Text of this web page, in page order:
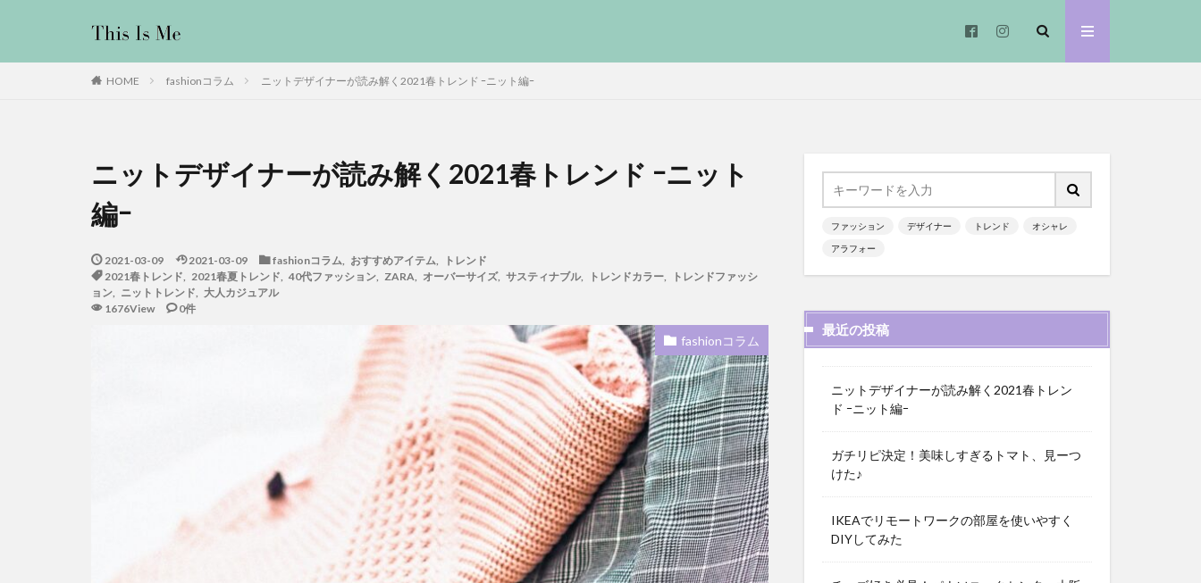
HOME fashionコラム ニットデザイナーが読み解く2021春トレンド ｰニット編ｰ
ニットデザイナーが読み解く2021春トレンド ｰニット
編ｰ
2021-03-09 2021-03-09 fashionコラム おすすめアイテム
トレンド
2021春トレンド
2021春夏トレンド 40代ファッション, ZARA オーバーサイズ, サスティナブル, トレンドカラー,
トレンドファッシ
ョン
ニットトレンド
大人カジュアル
1676View
0件
fashionコラム
ファッション デザイナー トレンド オシャレ
アラフォー
最近の投稿
ニットデザイナーが読み解く2021春トレン
ド ｰニット編ｰ
ガチリピ決定！美味しすぎるトマト、見ーつ
けた♪
IKEAでリモートワークの部屋を使いやすく
DIYしてみた